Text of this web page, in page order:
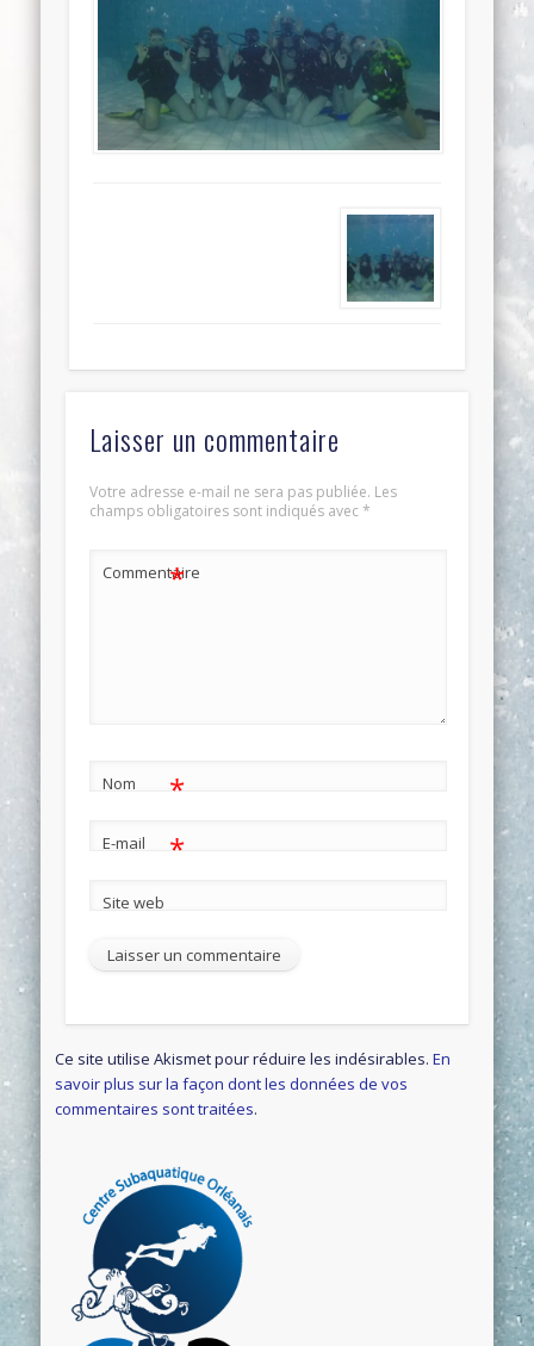
Laisser un commentaire
Votre adresse e-mail ne sera pas publiée. Les
champs obligatoires sont indiqués avec*
Commentaire
*
Nom *
E-mail *
Site web
Ce site utilise Akismet pour réduire les indésirables.En
savoir plus sur la façon dont les données de vos
commentaires sont traitées.